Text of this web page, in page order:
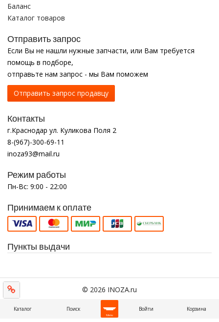
Баланс
Каталог товаров
Отправить запрос
Если Вы не нашли нужные запчасти, или Вам требуется
помощь в подборе,
отправьте нам запрос - мы Вам поможем
Отправить запрос продавцу
Контакты
г.Краснодар ул. Куликова Поля 2
8-(967)-300-69-11
inoza93@mail.ru
Режим работы
Пн-Вс: 9:00 - 22:00
Принимаем к оплате
Пункты выдачи
© 2026 INOZA.ru